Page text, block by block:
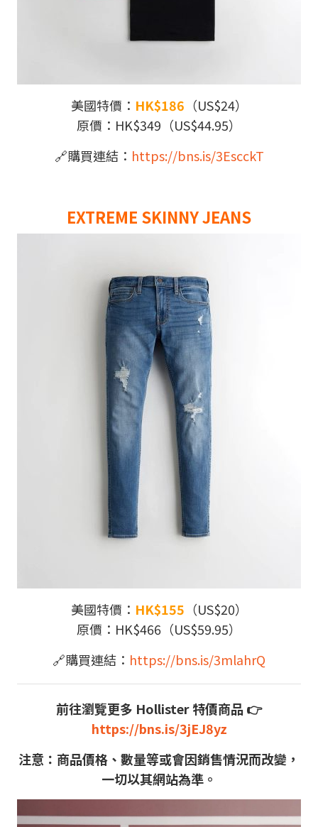
美國特價： HK$186 （US$24）
原價：HK$349（US$44.95）
🔗購買連結： https://bns.is/3EscckT
EXTREME SKINNY JEANS
美國特價： HK$155 （US$20）
原價：HK$466（US$59.95）
🔗購買連結： https://bns.is/3mlahrQ
前往瀏覽更多 Hollister 特價商品 👉
https://bns.is/3jEJ8yz
注意：商品價格、數量等或會因銷售情況而改變，
一切以其網站為準。